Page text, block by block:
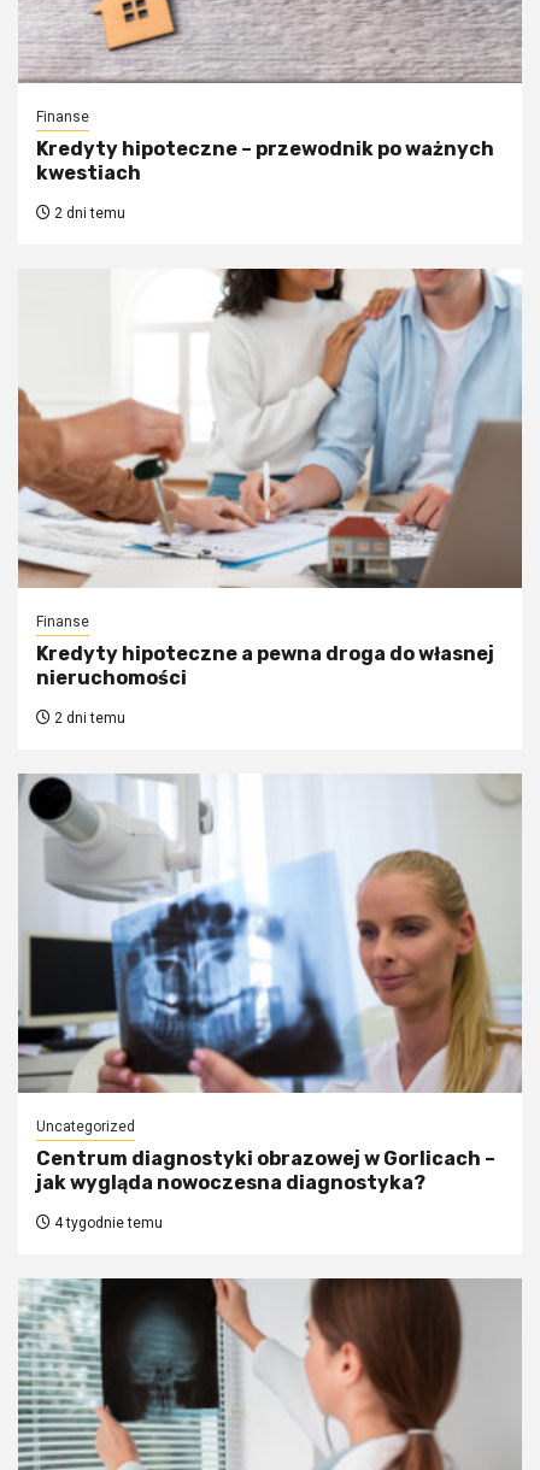
Finanse
Kredyty hipoteczne – przewodnik po ważnych
kwestiach
2 dni temu
Finanse
Kredyty hipoteczne a pewna droga do własnej
nieruchomości
2 dni temu
Uncategorized
Centrum diagnostyki obrazowej w Gorlicach –
jak wygląda nowoczesna diagnostyka?
4 tygodnie temu